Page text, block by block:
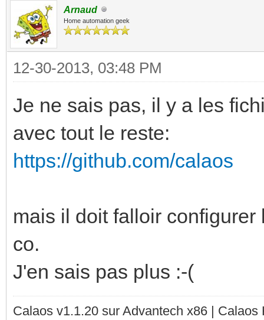
Arnaud
Home automation geek
12-30-2013, 03:48 PM
Je ne sais pas, il y a les
avec tout le reste:
https://github.com/calaos
mais il doit falloir
co.
J'en sais pas plus :-(
Calaos v1.1.20 sur Advantech x86 |